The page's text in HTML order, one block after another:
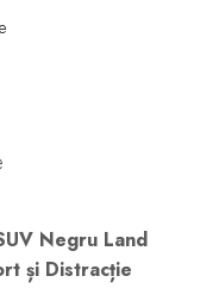
Negru Land
și Distracție